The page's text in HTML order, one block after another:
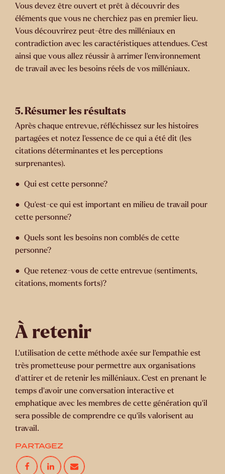
Vous devez être ouvert et prêt à découvrir des
éléments que vous ne cherchiez pas en premier lieu.
Vous découvrirez peut-être des milléniaux en
contradiction avec les caractéristiques attendues. C’est
ainsi que vous allez réussir à arrimer l’environnement
de travail avec les besoins réels de vos milléniaux.
5. Résumer les résultats
Après chaque entrevue, réfléchissez sur les histoires
partagées et notez l’essence de ce qui a été dit (les
citations déterminantes et les perceptions
surprenantes).
● Qui est cette personne?
● Qu’est-ce qui est important en milieu de travail pour
cette personne?
● Quels sont les besoins non comblés de cette
personne?
● Que retenez-vous de cette entrevue (sentiments,
citations, moments forts)?
À retenir
L’utilisation de cette méthode axée sur l’empathie est
très prometteuse pour permettre aux organisations
d’attirer et de retenir les milléniaux. C’est en prenant le
temps d’avoir une conversation interactive et
emphatique avec les membres de cette génération qu’il
sera possible de comprendre ce qu’ils valorisent au
travail.
PARTAGEZ